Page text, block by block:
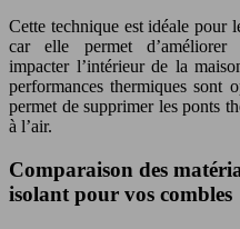
Cette technique est idéale pour
car elle permet d’améliorer
impacter l’intérieur de la
performances thermiques sont
permet de supprimer les ponts
à l’air.
Comparaison des
isolant pour vos combles